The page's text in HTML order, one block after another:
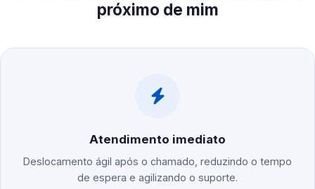
próximo de mim
Atendimento imediato
Deslocamento ágil após o chamado, reduzindo o tempo
de espera e agilizando o suporte.